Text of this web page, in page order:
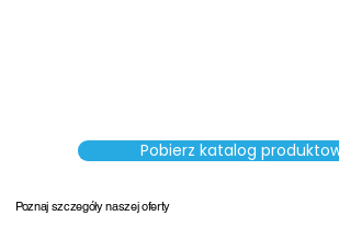
Pobierz katalog
Poznaj szczegóły naszej oferty